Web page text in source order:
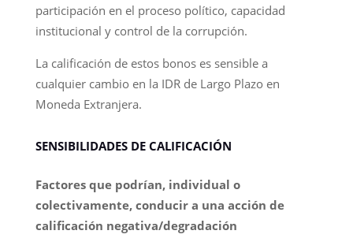
participación en el proceso político, capacidad
institucional y control de la corrupción.
La calificación de estos bonos es sensible a
cualquier cambio en la IDR de Largo Plazo en
Moneda Extranjera.
SENSIBILIDADES DE CALIFICACIÓN
Factores que podrían, individual o
colectivamente, conducir a una acción de
calificación negativa/degradación